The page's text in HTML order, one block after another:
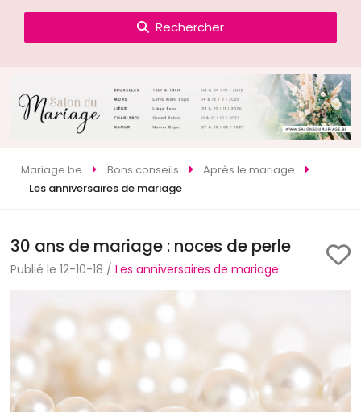
Rechercher
Mariage.be Bons conseils
Après le mariage
Les anniversaires de mariage
30 ans de mariage : noces de perle
Publié le 12-10-18 /Les anniversaires de mariage